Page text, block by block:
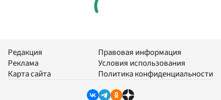
Редакция
Реклама
Карта сайта
Правовая информация
Условия использования
Политика конфиденциальности